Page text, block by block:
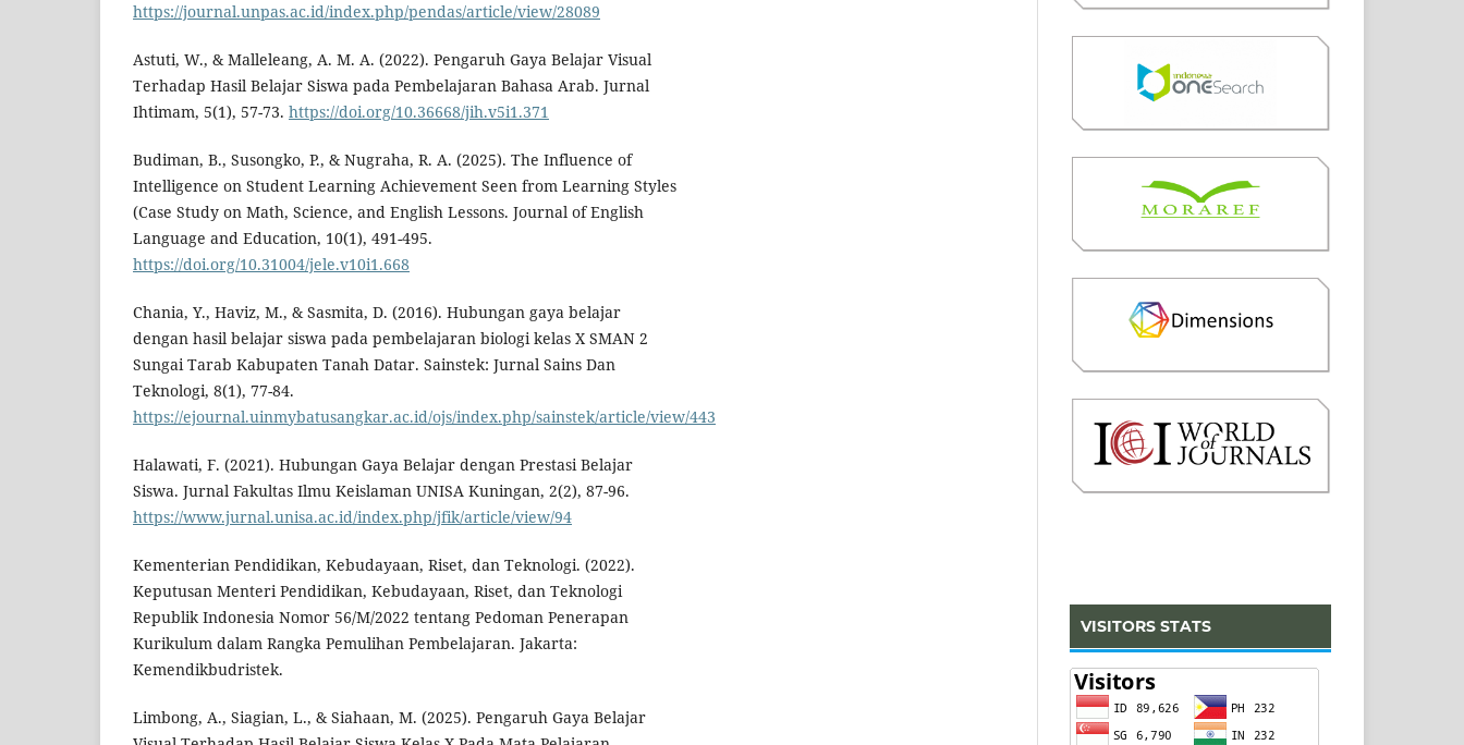
https://journal.unpas.ac.id/index.php/pendas/article/view/28089
Astuti, W., & Malleleang, A. M. A. (2022). Pengaruh Gaya Belajar Visual
Terhadap Hasil Belajar Siswa pada Pembelajaran Bahasa Arab. Jurnal
Ihtimam, 5(1), 57-73. https://doi.org/10.36668/jih.v5i1.371
Budiman, B., Susongko, P., & Nugraha, R. A. (2025). The Influence of
Intelligence on Student Learning Achievement Seen from Learning Styles
(Case Study on Math, Science, and English Lessons. Journal of English
Language and Education, 10(1), 491-495.
https://doi.org/10.31004/jele.v10i1.668
Chania, Y., Haviz, M., & Sasmita, D. (2016). Hubungan gaya belajar
dengan hasil belajar siswa pada pembelajaran biologi kelas X SMAN 2
Sungai Tarab Kabupaten Tanah Datar. Sainstek: Jurnal Sains Dan
Teknologi, 8(1), 77-84.
https://ejournal.uinmybatusangkar.ac.id/ojs/index.php/sainstek/article/view/443
Halawati, F. (2021). Hubungan Gaya Belajar dengan Prestasi Belajar
Siswa. Jurnal Fakultas Ilmu Keislaman UNISA Kuningan, 2(2), 87-96.
https://www.jurnal.unisa.ac.id/index.php/jfik/article/view/94
Kementerian Pendidikan, Kebudayaan, Riset, dan Teknologi. (2022).
Keputusan Menteri Pendidikan, Kebudayaan, Riset, dan Teknologi
Republik Indonesia Nomor 56/M/2022 tentang Pedoman Penerapan
Kurikulum dalam Rangka Pemulihan Pembelajaran. Jakarta:
Kemendikbudristek.
Limbong, A., Siagian, L., & Siahaan, M. (2025). Pengaruh Gaya Belajar
VISITORS STATS